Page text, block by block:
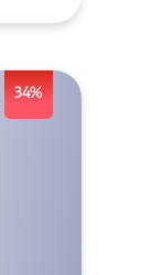
34%